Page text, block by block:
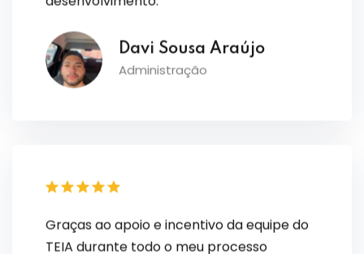
Administração
Graças ao apoio e incentivo da equipe do
TEIA durante todo o meu processo
seletivo, conquistei uma vaga de estágio